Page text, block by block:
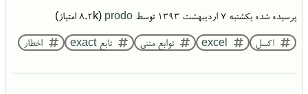
پرسیده شده یکشنبه ۷ اردیبهشت ۱۳۹۳ توسط prodo
(
8.2k امتیاز)
اکسل excel توابع متنی تابع exact اخطار